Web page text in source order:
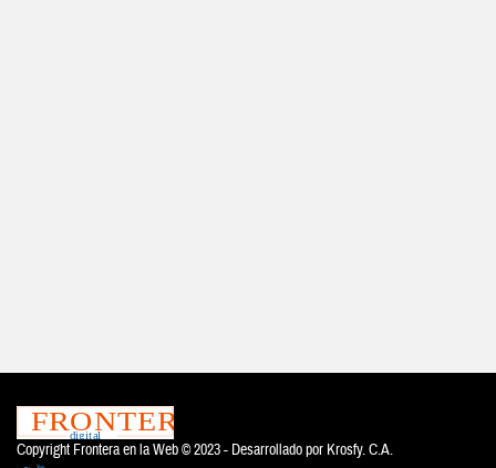
Copyright Frontera en la Web © 2023 - Desarrollado por Krosfy. C.A.